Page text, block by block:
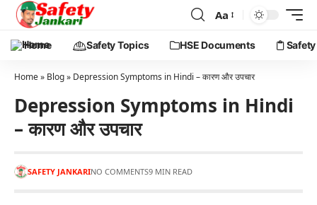
Aa
Home Safety Topics HSE Documents
Home» Blog» Depression Symptoms in Hindi – कारण और उपचार
Depression Symptoms in Hindi
– कारण और उपचार
SAFETY JANKARINO COMMENTS9 MIN READ